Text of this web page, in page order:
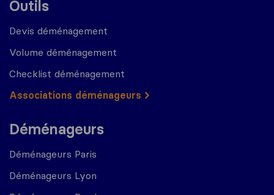
Outils
Devis déménagement
Volume déménagement
Checklist déménagement
Associations déménageurs
Déménageurs
Déménageurs Paris
Déménageurs Lyon